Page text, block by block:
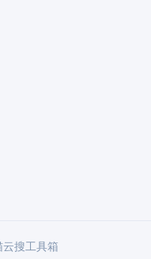
搜工具箱